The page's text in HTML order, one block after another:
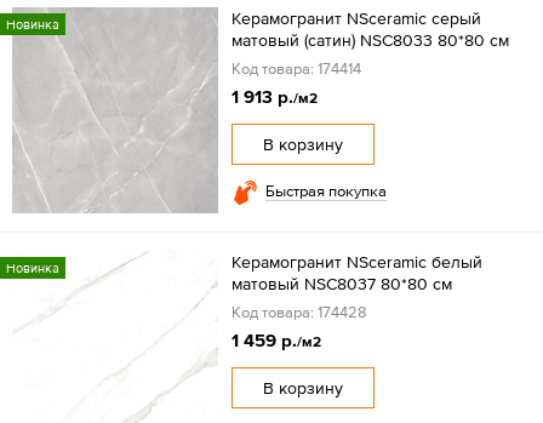
Новинка
Керамогранит NSceramic серый
матовый (сатин) NSC8033 80*80 см
Код товара: 174414
1 913 р./м2
В корзину
Быстрая покупка
Новинка
Керамогранит NSceramic белый
матовый NSC8037 80*80 см
Код товара: 174428
1 459 р./м2
В корзину